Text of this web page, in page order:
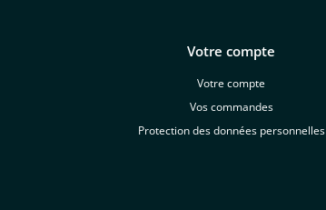
Votre compte
Votre compte
Vos commandes
Protection des données personnelles